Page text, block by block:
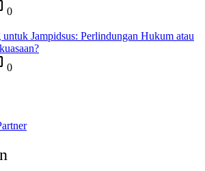
0
Jampidsus: Perlindungan Hukum atau
0